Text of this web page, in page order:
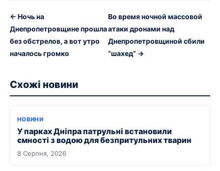
← Ночь на
Днепропетровщине прошла
без обстрелов, а вот утро
началось громко
Во время ночной массовой
атаки дронами над
Днепропетровщиной сбили
“шахед” →
Схожі новини
НОВИНИ
У парках Дніпра патрульні встановили
ємності з водою для безпритульних тварин
8 Серпня, 2026